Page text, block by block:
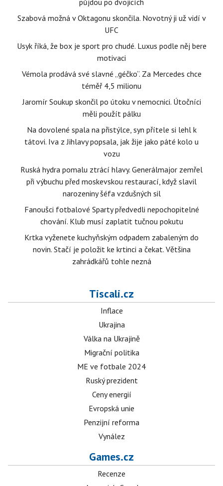
půjdou po dvojicích
Szabová možná v Oktagonu skončila. Novotný ji už vidí v
UFC
Usyk říká, že box je sport pro chudé. Luxus podle něj bere
motivaci
Vémola prodává své slavné „géčko“. Za Mercedes chce
téměř 4,5 milionu
Jaromír Soukup skončil po útoku v nemocnici. Útočníci
měli použít pálku
Na dovolené spala na přistýlce, syn přítele si lehl k
tátovi. Iva z Jihlavy popsala, jak žije jako páté kolo u
vozu
Ruská hydra pomalu ztrácí hlavy. Generálmajor zemřel
při výbuchu před moskevskou restaurací, když slavil
narozeniny šéfa vzdušných sil
Fanoušci fotbalové Sparty předvedli nepochopitelné
chování. Klub musí zaplatit tučnou pokutu
Krtka vyženete kuchyňským odpadem zabaleným do
novin. Stačí je položit ke krtinci a čekat. Většina
zahrádkářů tohle nezná
Tiscali.cz
Inflace
Ukrajina
Válka na Ukrajině
Migrační politika
ME ve fotbale 2024
Ruský prezident
Ceny energií
Evropská unie
Penzijní reforma
Vynález
Games.cz
Recenze